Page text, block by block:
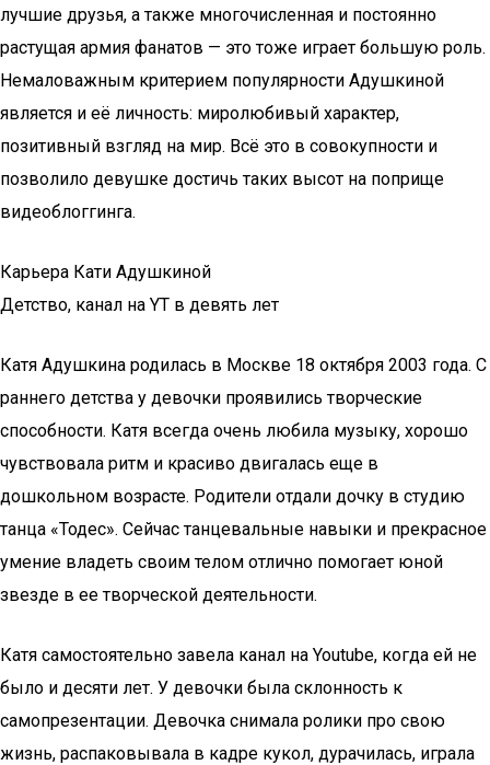
лучшие друзья, а также многочисленная и постоянно
растущая армия фанатов — это тоже играет большую роль.
Немаловажным критерием популярности Адушкиной
является и её личность: миролюбивый характер,
позитивный взгляд на мир. Всё это в совокупности и
позволило девушке достичь таких высот на поприще
видеоблоггинга.
Карьера Кати Адушкиной
Детство, канал на YT в девять лет
Катя Адушкина родилась в Москве 18 октября 2003 года. С
раннего детства у девочки проявились творческие
способности. Катя всегда очень любила музыку, хорошо
чувствовала ритм и красиво двигалась еще в
дошкольном возрасте. Родители отдали дочку в студию
танца «Тодес». Сейчас танцевальные навыки и прекрасное
умение владеть своим телом отлично помогает юной
звезде в ее творческой деятельности.
Катя самостоятельно завела канал на Youtube, когда ей не
было и десяти лет. У девочки была склонность к
самопрезентации. Девочка снимала ролики про свою
жизнь, распаковывала в кадре кукол, дурачилась, играла